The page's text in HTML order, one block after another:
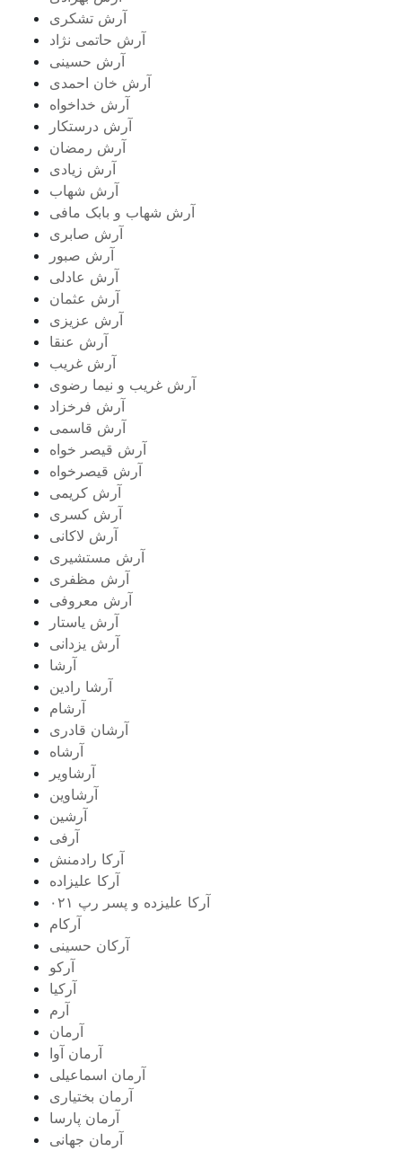
آرش تشکری
آرش حاتمی نژاد
آرش حسینی
آرش خان احمدی
آرش خداخواه
آرش درستکار
آرش رمضان
آرش زیادی
آرش شهاب
آرش شهاب و بابک مافی
آرش صابری
آرش صبور
آرش عادلی
آرش عثمان
آرش عزیزی
آرش عنقا
آرش غریب
آرش غریب و نیما رضوی
آرش فرخزاد
آرش قاسمی
آرش قیصر خواه
آرش قیصرخواه
آرش کریمی
آرش کسری
آرش لاکانی
آرش مستشیری
آرش مظفری
آرش معروفی
آرش یاستار
آرش یزدانی
آرشا
آرشا رادین
آرشام
آرشان قادری
آرشاه
آرشاویر
آرشاوین
آرشین
آرفی
آرکا رادمنش
آرکا علیزاده
آرکا علیزده و پسر رپ ۰۲۱
آرکام
آرکان حسینی
آرکو
آرکیا
آرم
آرمان
آرمان آوا
آرمان اسماعیلی
آرمان بختیاری
آرمان پارسا
آرمان جهانی